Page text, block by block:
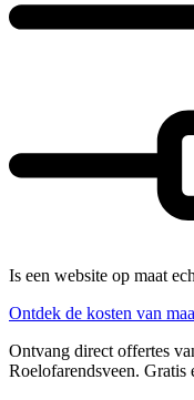
Is een website op maat
Ontdek de kosten van
Ontvang direct offertes
Roelofarendsveen.